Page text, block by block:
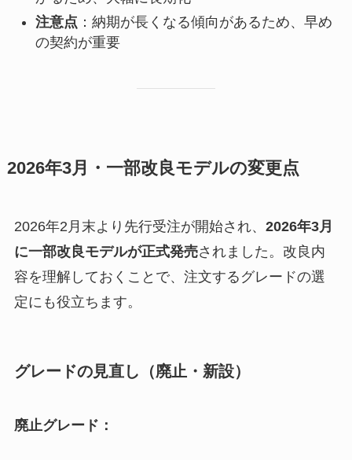
注意点 ：納期が長くなる傾向があるため、早め
の契約が重要
2026年3月・一部改良モデルの変更点
2026年2月末より先行受注が開始され、 2026年3月
に一部改良モデルが正式発売されました。改良内
容を理解しておくことで、注文するグレードの選
定にも役立ちます。
グレードの見直し（廃止・新設）
廃止グレード：